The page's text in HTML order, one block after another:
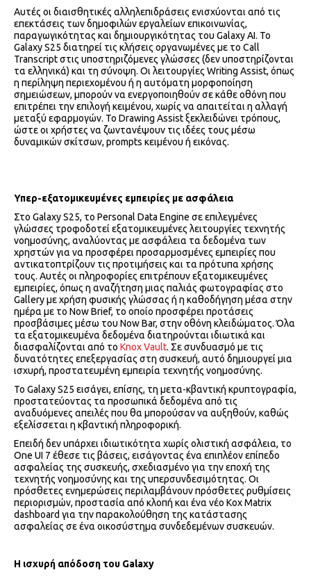
Αυτές οι διαισθητικές αλληλεπιδράσεις ενισχύονται από τις
επεκτάσεις των δημοφιλών εργαλείων επικοινωνίας,
παραγωγικότητας και δημιουργικότητας του Galaxy AI. Το
Galaxy S25 διατηρεί τις κλήσεις οργανωμένες με το Call
Transcript στις υποστηριζόμενες γλώσσες (δεν υποστηρίζονται
τα ελληνικά) και τη σύνοψη. Οι λειτουργίες Writing Assist, όπως
η περίληψη περιεχομένου ή η αυτόματη μορφοποίηση
σημειώσεων, μπορούν να ενεργοποιηθούν σε κάθε οθόνη που
επιτρέπει την επιλογή κειμένου, χωρίς να απαιτείται η αλλαγή
μεταξύ εφαρμογών. Το Drawing Assist ξεκλειδώνει τρόπους,
ώστε οι χρήστες να ζωντανέψουν τις ιδέες τους μέσω
δυναμικών σκίτσων, prompts κειμένου ή εικόνας.
Υπερ-εξατομικευμένες εμπειρίες με ασφάλεια
Στο Galaxy S25, το Personal Data Engine σε επιλεγμένες
γλώσσες τροφοδοτεί εξατομικευμένες λειτουργίες τεχνητής
νοημοσύνης, αναλύοντας με ασφάλεια τα δεδομένα των
χρηστών για να προσφέρει προσαρμοσμένες εμπειρίες που
αντικατοπτρίζουν τις προτιμήσεις και τα πρότυπα χρήσης
τους. Αυτές οι πληροφορίες επιτρέπουν εξατομικευμένες
εμπειρίες, όπως η αναζήτηση μιας παλιάς φωτογραφίας στο
Gallery με χρήση φυσικής γλώσσας ή η καθοδήγηση μέσα στην
ημέρα με το Now Brief, το οποίο προσφέρει προτάσεις
προσβάσιμες μέσω του Now Bar, στην οθόνη κλειδώματος. Όλα
τα εξατομικευμένα δεδομένα διατηρούνται ιδιωτικά και
διασφαλίζονται από το Knox Vault. Σε συνδυασμό με τις
δυνατότητες επεξεργασίας στη συσκευή, αυτό δημιουργεί μια
ισχυρή, προστατευμένη εμπειρία τεχνητής νοημοσύνης.
Το Galaxy S25 εισάγει, επίσης, τη μετα-κβαντική κρυπτογραφία,
προστατεύοντας τα προσωπικά δεδομένα από τις
αναδυόμενες απειλές που θα μπορούσαν να αυξηθούν, καθώς
εξελίσσεται η κβαντική πληροφορική.
Επειδή δεν υπάρχει ιδιωτικότητα χωρίς ολιστική ασφάλεια, το
One UI 7 έθεσε τις βάσεις, εισάγοντας ένα επιπλέον επίπεδο
ασφαλείας της συσκευής, σχεδιασμένο για την εποχή της
τεχνητής νοημοσύνης και της υπερσυνδεσιμότητας. Οι
πρόσθετες ενημερώσεις περιλαμβάνουν πρόσθετες ρυθμίσεις
περιορισμών, προστασία από κλοπή και ένα νέο Kox Matrix
dashboard για την παρακολούθηση της κατάστασης
ασφαλείας σε ένα οικοσύστημα συνδεδεμένων συσκευών.
Η ισχυρή απόδοση του Galaxy